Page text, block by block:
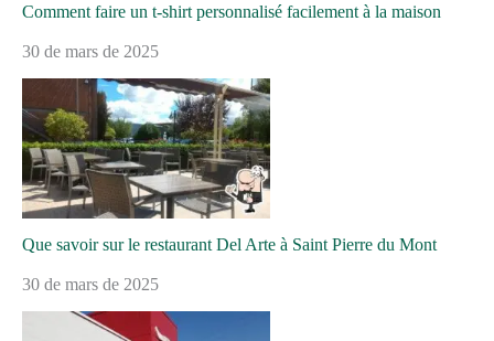
Comment faire un t-shirt personnalisé facilement à la maison
30 de mars de 2025
Que savoir sur le restaurant Del Arte à Saint Pierre du Mont
30 de mars de 2025